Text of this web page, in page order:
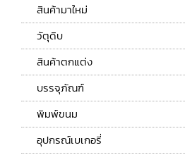
สินค้ามาใหม่
วัตุดิบ
สินค้าตกแต่ง
บรรจุภัณฑ์
พิมพ์ขนม
อุปกรณ์เบเกอรี่